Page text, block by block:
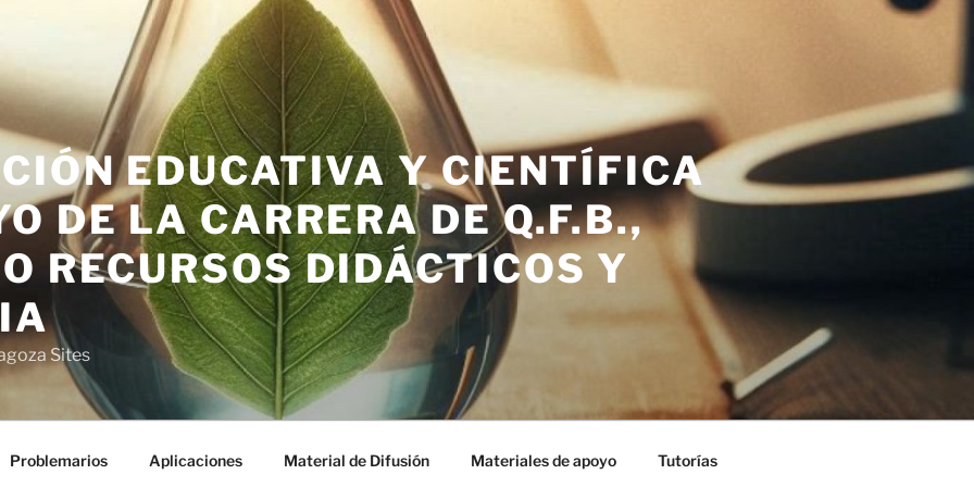
EDUCATIVA Y CIENTÍFICA
DE LA CARRERA DE Q.F.B.,
RECURSOS DIDÁCTICOS Y
Sites
Problemarios Aplicaciones Material de Difusión Materiales de apoyo Tutorías